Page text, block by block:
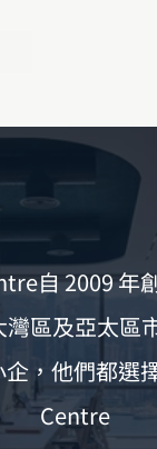
自 2009 年
區及亞太區
，他們都選
Centre